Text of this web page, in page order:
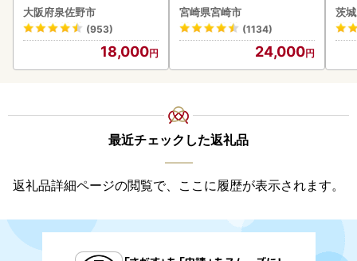
大阪府泉佐野市
(953)
18,000
g以上]
宮崎県宮崎市
(1134)
24,000
本
守
茨
最近チェックした返礼品
返礼品詳細ページの閲覧で、ここに履歴が表示されます。